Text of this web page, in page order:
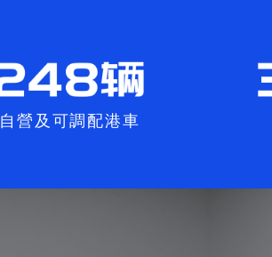
自營及可調配港車